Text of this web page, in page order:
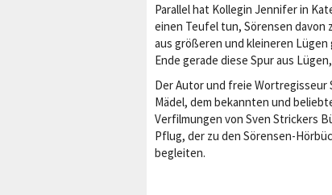
Parallel hat Kollegin Jennifer in
einen Teufel tun, Sörensen davon
aus größeren und kleineren
Ende gerade diese Spur aus
Der Autor und freie Wortregisseur
Mädel, dem bekannten und
Verfilmungen von Sven Strickers
Pflug, der zu den Sörensen-
begleiten.